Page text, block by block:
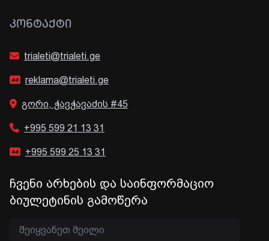
ᲙᲝᲜᲢᲐᲥᲢᲘ
trialeti@trialeti.ge
reklama@trialeti.ge
გორი, ჭავჭავაძის #45
+995 599 21 13 31
+995 599 25 13 31
ჩვენი არხების და საინფორმაციო
ბიულეტინის გამოწერა